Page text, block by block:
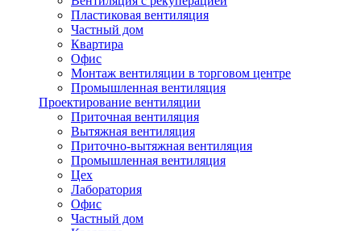
Пластиковая вентиляция
Частный дом
Квартира
Офис
Монтаж вентиляции в торговом центре
Промышленная вентиляция
Проектирование вентиляции
Приточная вентиляция
Вытяжная вентиляция
Приточно-вытяжная вентиляция
Промышленная вентиляция
Цех
Лаборатория
Офис
Частный дом